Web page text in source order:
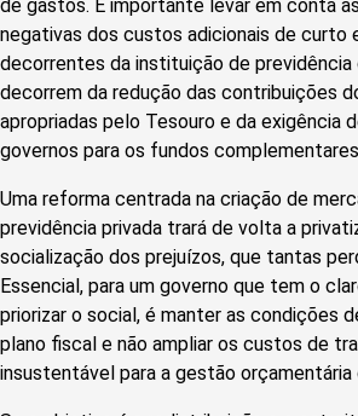
de gastos. É importante levar em conta
negativas dos custos adicionais de curto
decorrentes da instituição de
decorrem da redução das contribuições
apropriadas pelo Tesouro e da exigência
governos para os fundos
Uma reforma centrada na criação de
previdência privada trará de volta a
socialização dos prejuízos, que tantas
Essencial, para um governo que tem o
priorizar o social, é manter as condições
plano fiscal e não ampliar os custos de
insustentável para a gestão orçamentária